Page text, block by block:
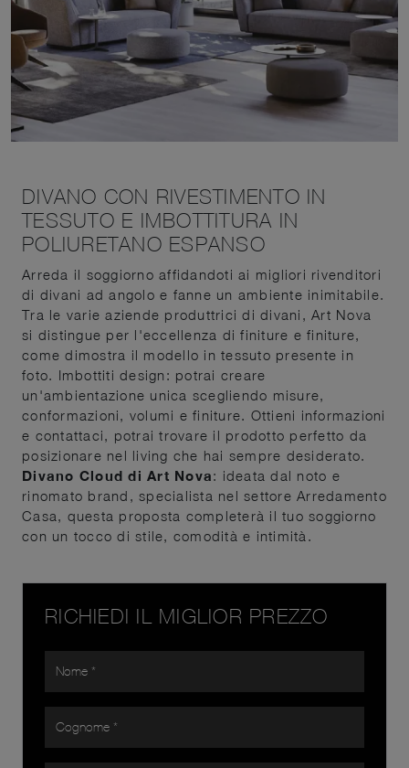
DIVANO CON RIVESTIMENTO IN
TESSUTO E IMBOTTITURA IN
POLIURETANO ESPANSO
Arreda il soggiorno affidandoti ai migliori rivenditori
di divani ad angolo e fanne un ambiente inimitabile.
Tra le varie aziende produttrici di divani, Art Nova
si distingue per l'eccellenza di finiture e finiture,
come dimostra il modello in tessuto presente in
foto. Imbottiti design: potrai creare
un'ambientazione unica scegliendo misure,
conformazioni, volumi e finiture. Ottieni informazioni
e contattaci, potrai trovare il prodotto perfetto da
posizionare nel living che hai sempre desiderato.
Divano Cloud di Art Nova: ideata dal noto e
rinomato brand, specialista nel settore Arredamento
Casa, questa proposta completerà il tuo soggiorno
con un tocco di stile, comodità e intimità.
RICHIEDI IL MIGLIOR PREZZO